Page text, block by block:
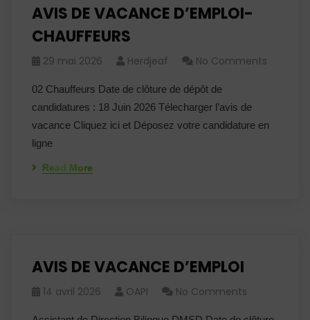
AVIS DE VACANCE D’EMPLOI-
CHAUFFEURS
29 mai 2026 Herdjeaf No Comments
02 Chauffeurs Date de clôture de dépôt de
candidatures : 18 Juin 2026 Télecharger l’avis de
vacance Cliquez ici et Déposez votre candidature en
ligne
Read More
AVIS DE VACANCE D’EMPLOI
14 avril 2026 OAPI No Comments